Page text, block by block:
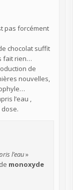
pas forcément
chocolat suffit
fait rien…
de
nouvelles,
l’eau ,
l’eau»
monoxyde